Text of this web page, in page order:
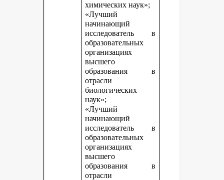
химических наук»;
«Лучший
начинающий
исследователь в
образовательных
организациях
высшего
образования в
отрасли
биологических
наук»;
«Лучший
начинающий
исследователь в
образовательных
организациях
высшего
образования в
отрасли